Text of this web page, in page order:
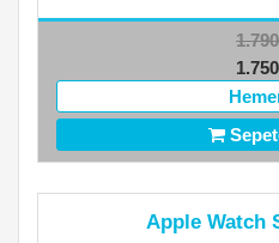
Apple Watch